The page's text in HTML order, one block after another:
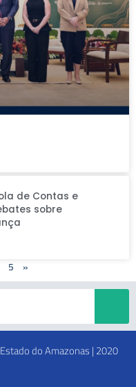
de Contas e
sobre
5 »
do Amazonas | 2020